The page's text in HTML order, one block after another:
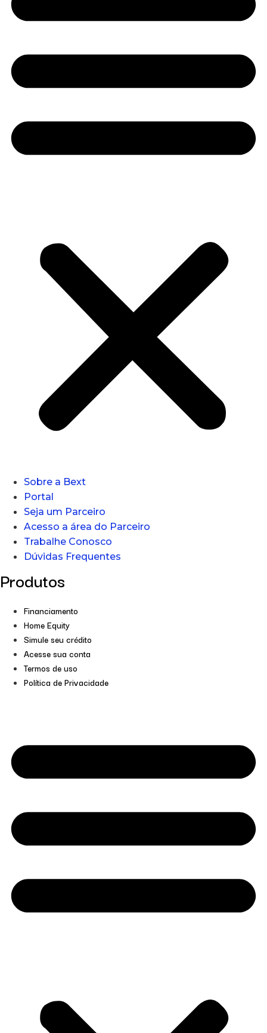
Sobre a Bext
Portal
Seja um Parceiro
Acesso a área do Parceiro
Trabalhe Conosco
Dúvidas Frequentes
Produtos
Financiamento
Home Equity
Simule seu crédito
Acesse sua conta
Termos de uso
Política de Privacidade